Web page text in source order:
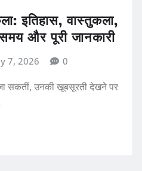
इतिहास, वास्तुकला,
और पूरी जानकारी
7, 2026 0
सकतीं, उनकी खूबसूरती देखने पर